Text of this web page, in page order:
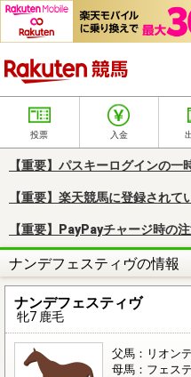
投票 入金
【重要】パスキーログインの一
【重要】楽天競馬に登録され
【重要】PayPayチャージ時の
ナンデフェスティヴの情報
ナンデフェスティヴ
牝7 鹿毛
父馬：リオン
母馬：フェス